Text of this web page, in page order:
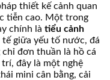
thiết kế cảnh quan
tiễn cao. Một trong
chính là tiểu cảnh
giữa yếu tố nước, đá
đơn thuần là hồ cá
đây là một nghệ
mini cân bằng, cải